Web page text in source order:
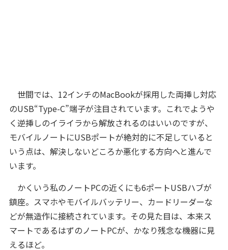
世間では、12インチのMacBookが採用した両挿し対応
のUSB“Type-C”端子が注目されています。これでようや
く逆挿しのイライラから解放されるのはいいのですが、
モバイルノートにUSBポートが絶対的に不足していると
いう点は、解決しないどころか悪化する方向へと進んで
います。
かくいう私のノートPCの近くにも6ポートUSBハブが
鎮座。スマホやモバイルバッテリー、カードリーダーな
どが無造作に接続されています。その見た目は、本来ス
マートであるはずのノートPCが、かなり残念な機器に見
えるほど。